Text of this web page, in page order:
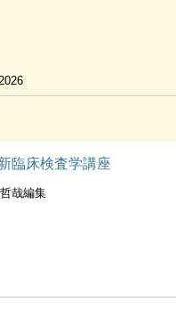
臨床検査学講座
哉編集